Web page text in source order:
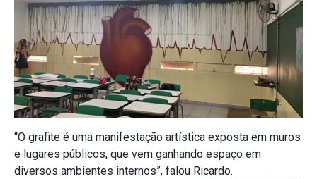
“O grafite é uma manifestação artística exposta em muros
e lugares públicos, que vem ganhando espaço em
diversos ambientes internos”, falou Ricardo.